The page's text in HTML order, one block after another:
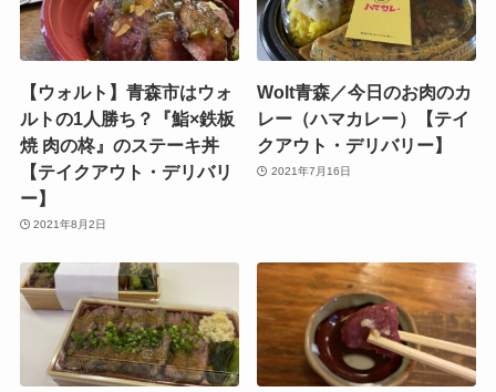
【ウォルト】青森市はウォ
ルトの1人勝ち？『鮨×鉄板
焼 肉の柊』のステーキ丼
【テイクアウト・デリバリ
ー】
2021年8月2日
Wolt青森／今日のお肉のカ
レー（ハマカレー）【テイ
クアウト・デリバリー】
2021年7月16日